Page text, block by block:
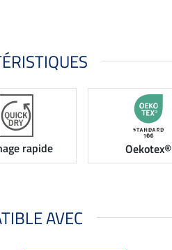
rapide Oekotex®
AVEC